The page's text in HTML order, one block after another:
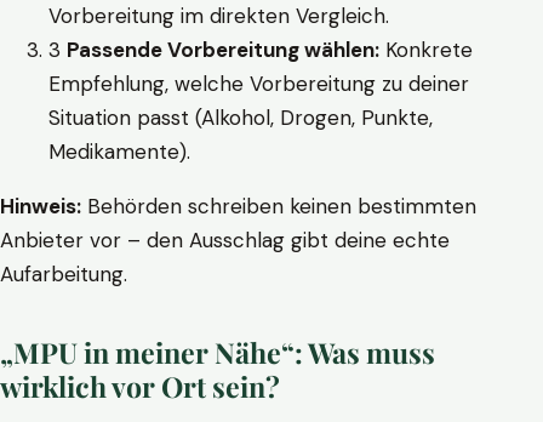
Vorbereitung im direkten Vergleich.
3 Passende Vorbereitung wählen: Konkrete
Empfehlung, welche Vorbereitung zu deiner
Situation passt (Alkohol, Drogen, Punkte,
Medikamente).
Hinweis: Behörden schreiben keinen bestimmten
Anbieter vor – den Ausschlag gibt deine echte
Aufarbeitung.
„MPU in meiner Nähe“: Was muss
wirklich vor Ort sein?